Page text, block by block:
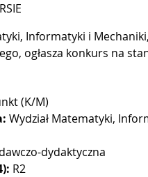
Informatyki i
ogłasza konkurs na
(K/M)
Wydział Matematyki,
dydaktyczna
R2